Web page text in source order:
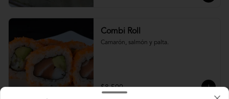
Combi Roll
Camarón, salmón y palta.
$8.500